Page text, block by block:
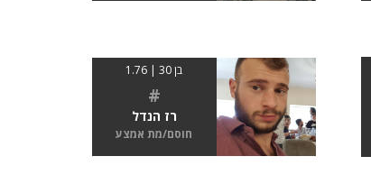
בן 30 | 1.76
#
רז הנדל
חוסם/מת אמצע